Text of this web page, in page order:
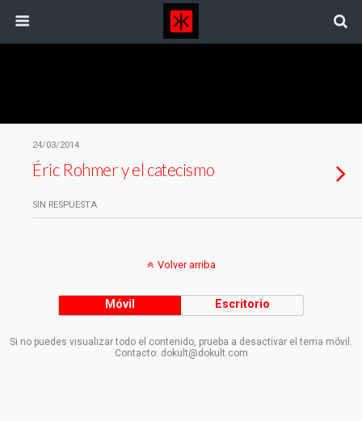
24/03/2014
Éric Rohmer y el catecismo
SIN RESPUESTA
Volver arriba
Móvil Escritorio
Si no puedes visualizar todo el contenido, prueba a desactivar el tema móvil.
Contacto: dokult@dokult.com